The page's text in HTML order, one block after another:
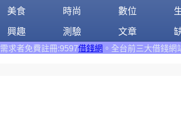
美食 時尚 數位
興趣 測驗 文章
借錢網。全台前三大借錢網站！